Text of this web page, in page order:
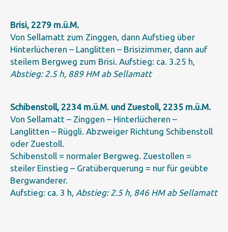
Brisi, 2279 m.ü.M.
Von Sellamatt zum Zinggen, dann Aufstieg über
Hinterlücheren – Langlitten – Brisizimmer, dann auf
steilem Bergweg zum Brisi. Aufstieg: ca. 3.25 h,
Abstieg: 2.5 h, 889 HM ab Sellamatt
Schibenstoll, 2234 m.ü.M. und Zuestoll, 2235 m.ü.M.
Von Sellamatt – Zinggen – Hinterlücheren –
Langlitten – Rüggli. Abzweiger Richtung Schibenstoll
oder Zuestoll.
Schibenstoll = normaler Bergweg. Zuestollen =
steiler Einstieg – Gratüberquerung = nur für geübte
Bergwanderer.
Aufstieg: ca. 3 h, Abstieg: 2.5 h, 846 HM ab Sellamatt